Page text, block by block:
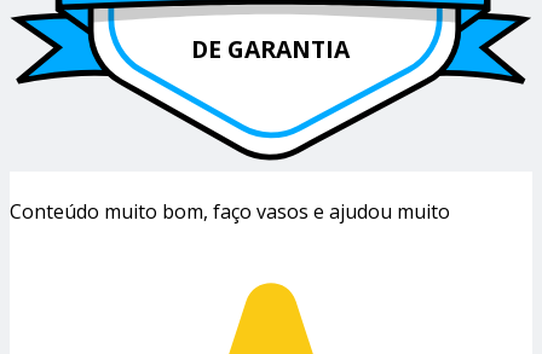
DE GARANTIA
Conteúdo muito bom, faço vasos e ajudou muito